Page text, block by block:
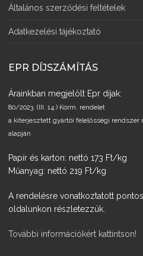
Általános szerződési feltételek
Adatkezelési tájékoztató
EPR DÍJSZÁMÍTÁS
Árainkban megjelölt Epr díjak:
80/2023. (III. 14.) Korm. rendelet
a kiterjesztett gyártói felelősségi rendszer
alapján
Papír és karton: nettó 173 Ft/kg
Műanyag: nettó 219 Ft/kg
A rendelésre vonatkoztatott
oldalunkon részletezzük.
További információkért kattintson!